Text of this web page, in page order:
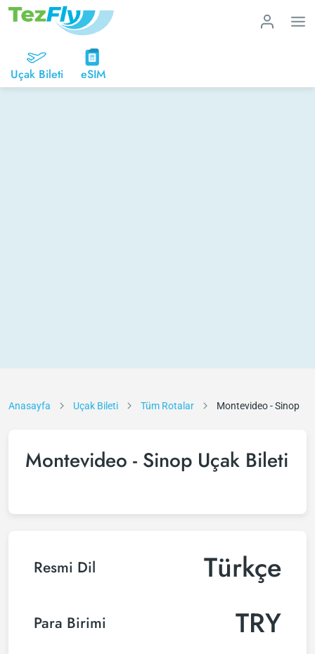
Uçak Bileti eSIM
Anasayfa Uçak Bileti Tüm Rotalar Montevideo - Sinop
Montevideo - Sinop Uçak Bileti
Resmi Dil Türkçe
Para Birimi TRY